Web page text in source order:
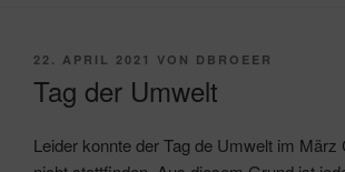
VERÖFFENTLICHT
22. APRIL 2021 VON DBROEER
Tag der Umwelt
Leider konnte der Tag de Umwelt im März